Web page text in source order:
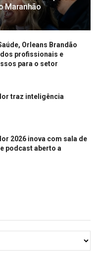
Maranhão
Orleans Brandão
profissionais e
para o setor
traz inteligência
2026 inova com sala de
podcast aberto a